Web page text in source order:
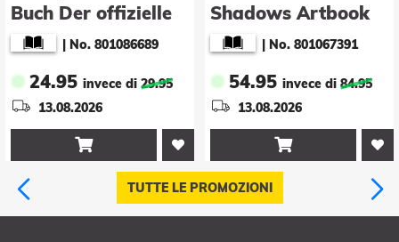
Buch Der offizielle
Collector's Guide:
Sets 1-4 *Deutsche
Version*
| No. 801086689
24.95 invece di 29.95
13.08.2026

Shadows Artbook
The Art of Assassin
´s Creed
Shadows Deluxe
Edition *Englische
Version*
| No. 801067391
54.95 invece di 84.95
13.08.2026

TUTTE LE PROMOZIONI